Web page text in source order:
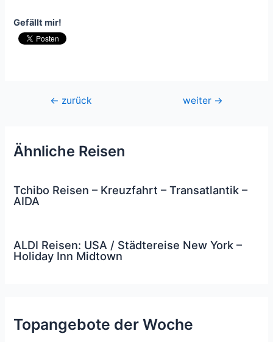
Gefällt mir!
Beitragsnavigation
← zurück weiter →
Ähnliche Reisen
Tchibo Reisen – Kreuzfahrt – Transatlantik –
AIDA
ALDI Reisen: USA / Städtereise New York –
Holiday Inn Midtown
Topangebote der Woche